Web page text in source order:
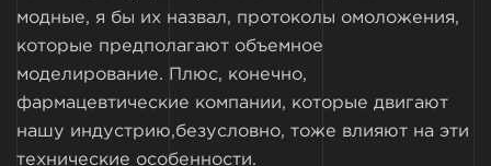
модные, я бы их назвал, протоколы омоложения,
которые предполагают объемное
моделирование. Плюс, конечно,
фармацевтические компании, которые двигают
нашу индустрию,безусловно, тоже влияют на эти
технические особенности.